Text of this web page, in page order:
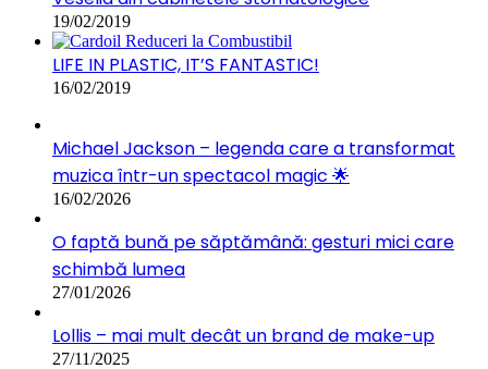
19/02/2019
LIFE IN PLASTIC, IT’S FANTASTIC!
16/02/2019
Michael Jackson – legenda care a transformat
muzica într-un spectacol magic 🌟
16/02/2026
O faptă bună pe săptămână: gesturi mici care
schimbă lumea
27/01/2026
Lollis – mai mult decât un brand de make-up
27/11/2025